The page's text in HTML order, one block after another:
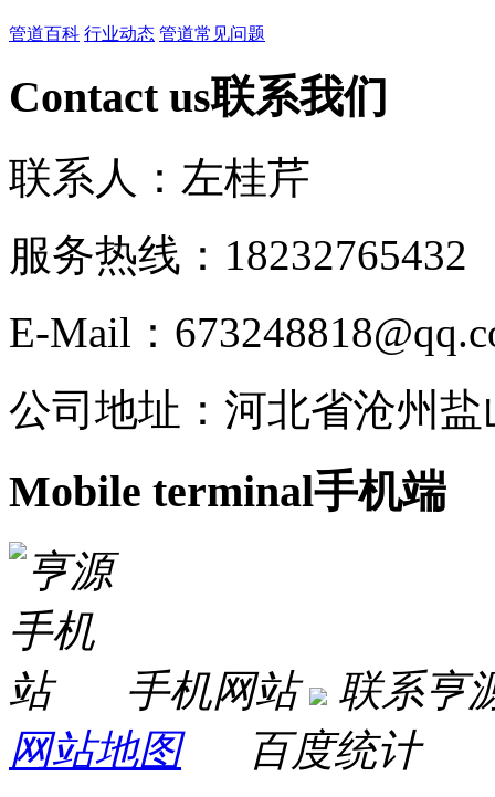
管道百科 行业动态 管道常见问题
Contact us联系我们
联系人：左桂芹
服务热线：18232765432
E-Mail：
公司地址：河北省沧州
Mobile terminal手机端
手机网站
联系亨
网站地图百度统计